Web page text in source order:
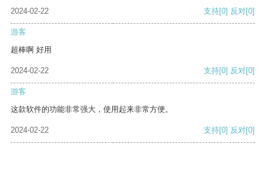
2024-02-22 支持[0] 反对[0]
游客
超棒啊 好用
2024-02-22 支持[0] 反对[0]
游客
这款软件的功能非常强大，使用起来非常方便。
2024-02-22 支持[0] 反对[0]